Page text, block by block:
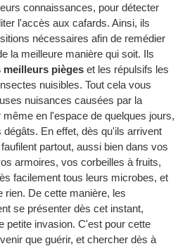
connaissances, pour détecter
l'accès aux cafards. Ainsi, ils
nécessaires afin de remédier
la meilleure manière qui soit. Ils
meilleurs pièges et les répulsifs les
nuisibles. Tout cela vous
nuisances causées par la
en l'espace de quelques jours,
En effet, dès qu'ils arrivent
partout, aussi bien dans vos
armoires, vos corbeilles à fruits,
facilement tous leurs microbes, et
rien. De cette manière, les
se présenter dès cet instant,
petite invasion. C'est pour cette
que guérir, et chercher dès à